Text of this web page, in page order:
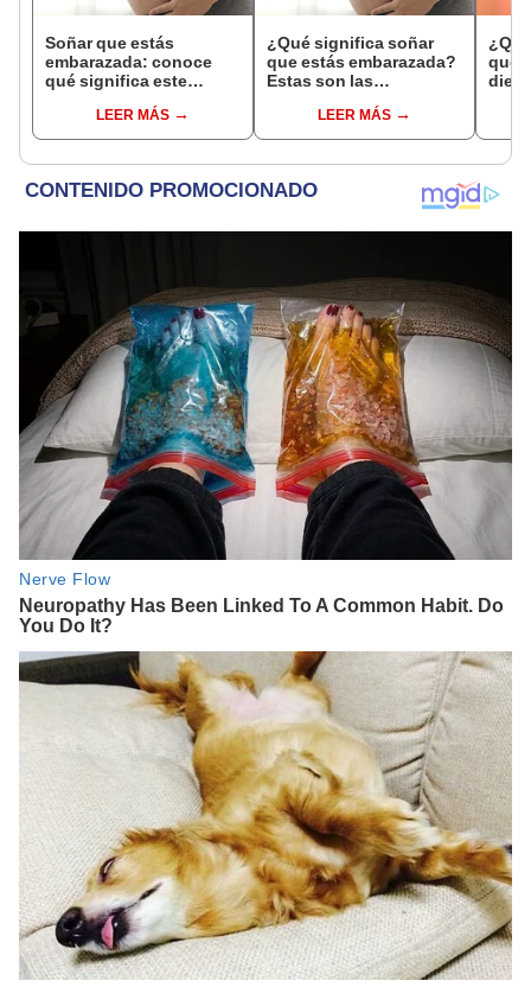
Soñar que estás
embarazada: conoce
qué significa este
LEER MÁS
¿Qué significa soñar
que estás embarazada?
Estas son las
comunesLEER MÁS
que